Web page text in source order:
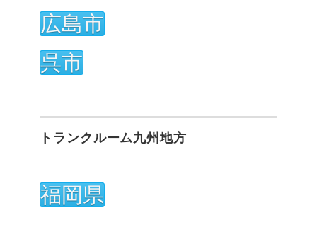
広島市
呉市
トランクルーム九州地方
福岡県